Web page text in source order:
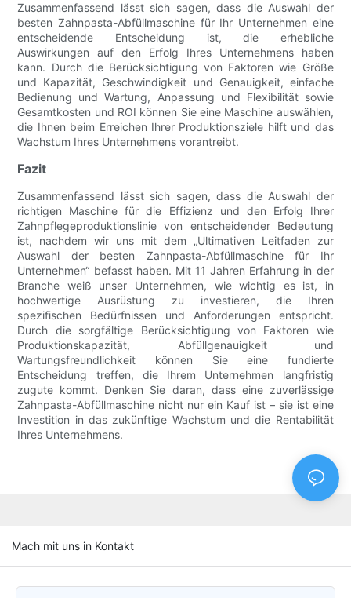
Zusammenfassend lässt sich sagen, dass die Auswahl der
besten Zahnpasta-Abfüllmaschine für Ihr Unternehmen eine
entscheidende Entscheidung ist, die erhebliche
Auswirkungen auf den Erfolg Ihres Unternehmens haben
kann. Durch die Berücksichtigung von Faktoren wie Größe
und Kapazität, Geschwindigkeit und Genauigkeit, einfache
Bedienung und Wartung, Anpassung und Flexibilität sowie
Gesamtkosten und ROI können Sie eine Maschine auswählen,
die Ihnen beim Erreichen Ihrer Produktionsziele hilft und das
Wachstum Ihres Unternehmens vorantreibt.
Fazit
Zusammenfassend lässt sich sagen, dass die Auswahl der
richtigen Maschine für die Effizienz und den Erfolg Ihrer
Zahnpflegeproduktionslinie von entscheidender Bedeutung
ist, nachdem wir uns mit dem „Ultimativen Leitfaden zur
Auswahl der besten Zahnpasta-Abfüllmaschine für Ihr
Unternehmen“ befasst haben. Mit 11 Jahren Erfahrung in der
Branche weiß unser Unternehmen, wie wichtig es ist, in
hochwertige Ausrüstung zu investieren, die Ihren
spezifischen Bedürfnissen und Anforderungen entspricht.
Durch die sorgfältige Berücksichtigung von Faktoren wie
Produktionskapazität, Abfüllgenauigkeit und
Wartungsfreundlichkeit können Sie eine fundierte
Entscheidung treffen, die Ihrem Unternehmen langfristig
zugute kommt. Denken Sie daran, dass eine zuverlässige
Zahnpasta-Abfüllmaschine nicht nur ein Kauf ist – sie ist eine
Investition in das zukünftige Wachstum und die Rentabilität
Ihres Unternehmens.
Mach mit uns in Kontakt